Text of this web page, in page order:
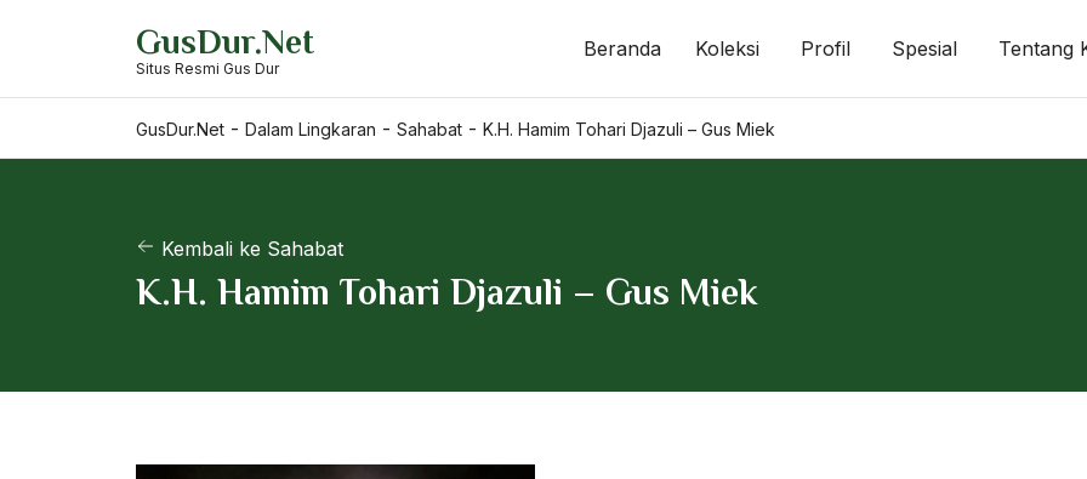
GusDur.Net
Situs Resmi Gus Dur
Beranda Koleksi Profil Spesial Tentang
GusDur.Net - Dalam Lingkaran - Sahabat - K.H. Hamim Tohari Djazuli – Gus Miek
Kembali ke Sahabat
K.H. Hamim Tohari Djazuli – Gus Miek